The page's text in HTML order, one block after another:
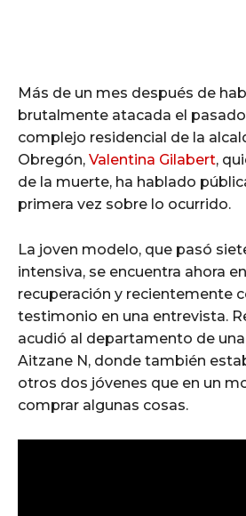
Más de un mes después de
brutalmente atacada el
complejo residencial de la
Obregón, Valentina Gilabert,
de la muerte, ha hablado
primera vez sobre lo ocurrido.
La joven modelo, que pasó
intensiva, se encuentra ahora
recuperación y recientemente
testimonio en una entrevista.
acudió al departamento de
Aitzane N, donde también
otros dos jóvenes que en un
comprar algunas cosas.